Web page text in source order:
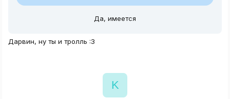
Да, имеется
Дарвин, ну ты и тролль :3
K